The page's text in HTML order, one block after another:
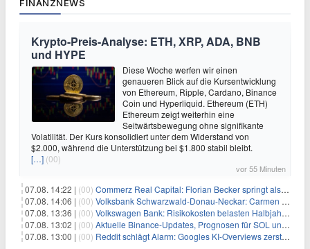
FINANZNEWS
Krypto-Preis-Analyse: ETH, XRP, ADA, BNB
und HYPE
Diese Woche werfen wir einen
genaueren Blick auf die Kursentwicklung
von Ethereum, Ripple, Cardano, Binance
Coin und Hyperliquid. Ethereum (ETH)
Ethereum zeigt weiterhin eine
Seitwärtsbewegung ohne signifikante
Volatilität. Der Kurs konsolidiert unter dem Widerstand von
$2.000, während die Unterstützung bei $1.800 stabil bleibt.
[…] (00)
vor 55 Minuten
07.08. 14:22 | (00) Commerz Real Capital: Florian Becker springt als Leiter ein
07.08. 14:06 | (00) Volksbank Schwarzwald-Donau-Neckar: Carmen Wedam übernimmt Aufsichtsratsvorsitz
07.08. 13:36 | (00) Volkswagen Bank: Risikokosten belasten Halbjahresergebnis
07.08. 13:02 | (00) Aktuelle Binance-Updates, Prognosen für SOL und DOGE: Zusammenfassung vom 7. August
07.08. 13:00 | (00) Reddit schlägt Alarm: Googles KI-Overviews zerstören das Traffic-Geschäftsmodell